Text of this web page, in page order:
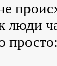
люди